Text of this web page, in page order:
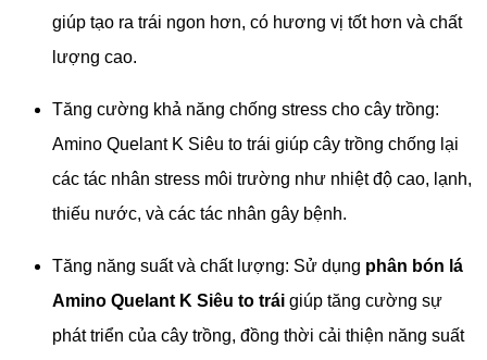
giúp tạo ra trái ngon hơn, có hương vị tốt hơn và chất
lượng cao.
Tăng cường khả năng chống stress cho cây trồng:
Amino Quelant K Siêu to trái giúp cây trồng chống lại
các tác nhân stress môi trường như nhiệt độ cao, lạnh,
thiếu nước, và các tác nhân gây bệnh.
Tăng năng suất và chất lượng: Sử dụng phân bón lá
Amino Quelant K Siêu to trái giúp tăng cường sự
phát triển của cây trồng, đồng thời cải thiện năng suất